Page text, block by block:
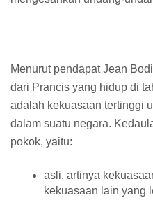
Menurut pendapat Jean
dari Prancis yang hidup di
adalah kekuasaan tertinggi
dalam suatu negara.
pokok, yaitu:
asli, artinya
kekuasaan lain yang